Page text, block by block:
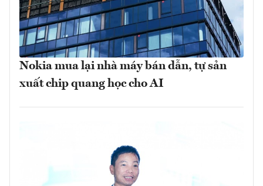
Nokia mua lại nhà máy bán dẫn, tự sản
xuất chip quang học cho AI